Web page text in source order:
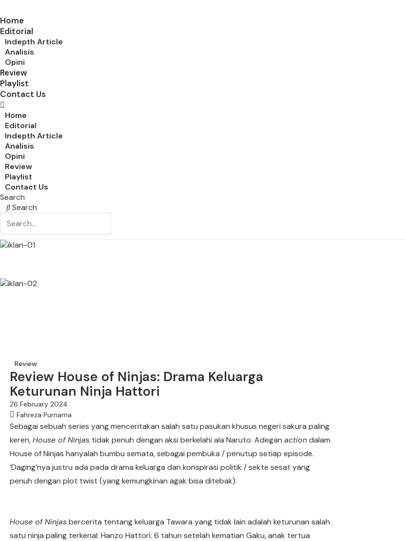
Home
Editorial
Indepth Article
Analisis
Opini
Review
Playlist
Contact Us
Home
Editorial
Indepth Article
Analisis
Opini
Review
Playlist
Contact Us
Search
Search
Review
Review House of Ninjas: Drama Keluarga
Keturunan Ninja Hattori
26 February 2024
Fahreza Purnama
Sebagai sebuah series yang menceritakan salah satu pasukan khusus negeri sakura paling
keren,House of Ninjas tidak penuh dengan aksi berkelahi ala Naruto. Adegan actiondalam
House of Ninjas hanyalah bumbu semata, sebagai pembuka / penutup setiap episode.
‘Daging’nya justru ada pada drama keluarga dan konspirasi politik / sekte sesat yang
penuh dengan plot twist (yang kemungkinan agak bisa ditebak).
House of Ninjasbercerita tentang keluarga Tawara yang tidak lain adalah keturunan salah
satu ninja paling terkenal: Hanzo Hattori. 6 tahun setelah kematian Gaku, anak tertua